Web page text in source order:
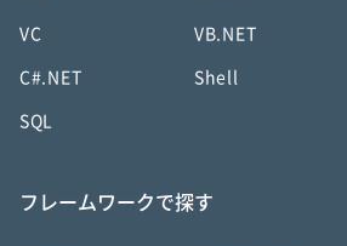
VC VB.NET
C#.NET Shell
SQL
フレームワークで探す